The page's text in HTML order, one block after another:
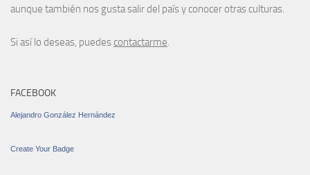
aunque también nos gusta salir del país y conocer otras culturas.
Si así lo deseas, puedes contactarme.
FACEBOOK
Alejandro González Hernández
Create Your Badge